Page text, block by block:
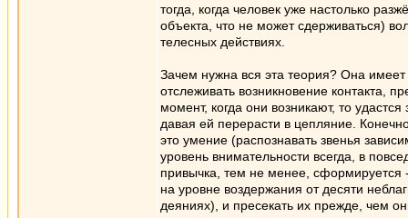
тогда, когда человек уже настолько
объекта, что не может сдерживаться)
телесных действиях.
Зачем нужна вся эта теория? Она
отслеживать возникновение контакта,
момент, когда они возникают, то
давая ей перерасти в цепляние.
это умение (распознавать звенья
уровень внимательности всегда, в
привычка, тем не менее, сформируется
на уровне воздержания от десяти
деяниях), и пресекать их прежде, чем